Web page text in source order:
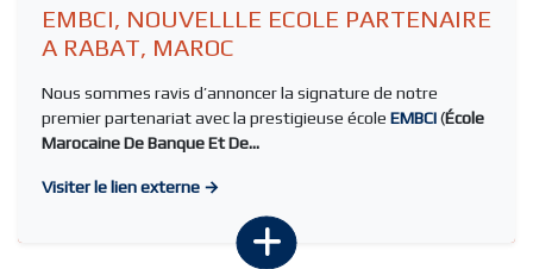
EMBCI, NOUVELLLE ECOLE PARTENAIRE
A RABAT, MAROC
Nous sommes ravis d’annoncer la signature de notre
premier partenariat avec la prestigieuse école EMBCI(École
Marocaine De Banque Et De...
Visiter le lien externe →